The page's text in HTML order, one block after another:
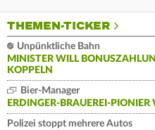
THEMEN-TICKER
Unpünktliche Bahn
MINISTER WILL
KOPPELN
Bier-Manager
ERDINGER-BRAUEREI-PIONIER
Polizei stoppt mehrere Autos